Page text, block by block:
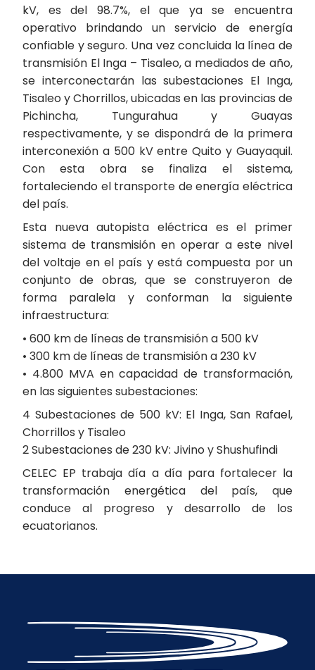
kV, es del 98.7%, el que ya se encuentra
operativo brindando un servicio de energía
confiable y seguro. Una vez concluida la línea de
transmisión El Inga – Tisaleo, a mediados de año,
se interconectarán las subestaciones El Inga,
Tisaleo y Chorrillos, ubicadas en las provincias de
Pichincha, Tungurahua y Guayas
respectivamente, y se dispondrá de la primera
interconexión a 500 kV entre Quito y Guayaquil.
Con esta obra se finaliza el sistema,
fortaleciendo el transporte de energía eléctrica
del país.
Esta nueva autopista eléctrica es el primer
sistema de transmisión en operar a este nivel
del voltaje en el país y está compuesta por un
conjunto de obras, que se construyeron de
forma paralela y conforman la siguiente
infraestructura:
• 600 km de líneas de transmisión a 500 kV
• 300 km de líneas de transmisión a 230 kV
• 4.800 MVA en capacidad de transformación,
en las siguientes subestaciones:
4 Subestaciones de 500 kV: El Inga, San Rafael,
Chorrillos y Tisaleo
2 Subestaciones de 230 kV: Jivino y Shushufindi
CELEC EP trabaja día a día para fortalecer la
transformación energética del país, que
conduce al progreso y desarrollo de los
ecuatorianos.